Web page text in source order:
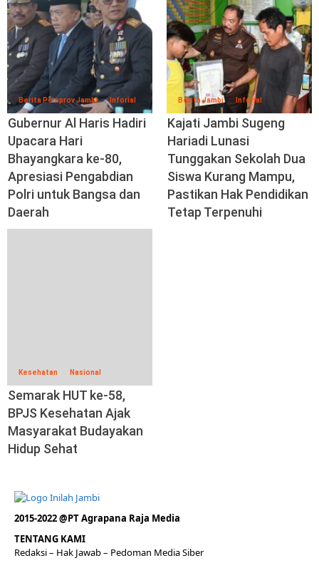
Berita Pemprov Jambi Inforial
Gubernur Al Haris Hadiri
Upacara Hari
Bhayangkara ke-80,
Apresiasi Pengabdian
Polri untuk Bangsa dan
Daerah
Berita Jambi Inforial
Kajati Jambi Sugeng
Hariadi Lunasi
Tunggakan Sekolah Dua
Siswa Kurang Mampu,
Pastikan Hak Pendidikan
Tetap Terpenuhi
Kesehatan Nasional
Semarak HUT ke-58,
BPJS Kesehatan Ajak
Masyarakat Budayakan
Hidup Sehat
2015-2022 @PT Agrapana Raja Media
TENTANG KAMI
Redaksi– Hak Jawab – Pedoman Media Siber